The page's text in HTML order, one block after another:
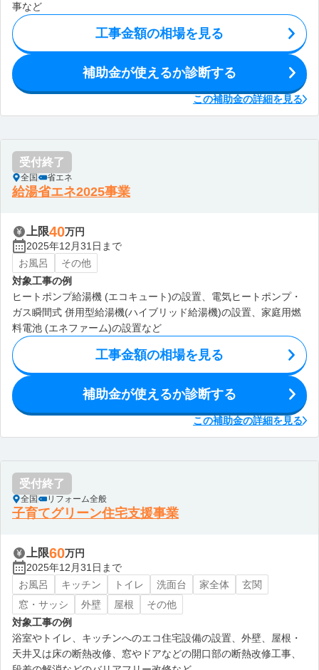
事など
工事金額の相場を見る
補助金が使えるか診断する
この補助金の詳細を見る
受付終了
全国 省エネ
給湯省エネ2025事業
上限40万円
2025年12月31日まで
お風呂
その他
対象工事の例
ヒートポンプ給湯機 (エコキュート)の設置、電気ヒートポンプ・
ガス瞬間式 併用型給湯機(ハイブリッド給湯機)の設置、家庭用燃
料電池 (エネファーム)の設置など
工事金額の相場を見る
補助金が使えるか診断する
この補助金の詳細を見る
受付終了
全国 リフォーム全般
子育てグリーン住宅支援事業
上限60万円
2025年12月31日まで
お風呂
キッチン トイレ 洗面台 家全体
玄関
窓・サッシ
外壁 屋根
その他
対象工事の例
浴室やトイレ、キッチンへのエコ住宅設備の設置、外壁、屋根・
天井又は床の断熱改修、窓やドアなどの開口部の断熱改修工事、